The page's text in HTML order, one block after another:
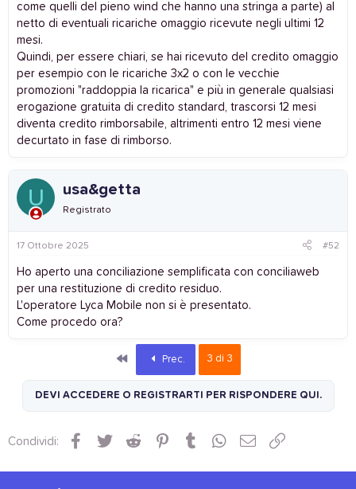
come quelli del pieno wind che hanno una stringa a parte) al
netto di eventuali ricariche omaggio ricevute negli ultimi 12
mesi.
Quindi, per essere chiari, se hai ricevuto del credito omaggio
per esempio con le ricariche 3x2 o con le vecchie
promozioni "raddoppia la ricarica" e più in generale qualsiasi
erogazione gratuita di credito standard, trascorsi 12 mesi
diventa credito rimborsabile, altrimenti entro 12 mesi viene
decurtato in fase di rimborso.
U usa&getta
Registrato
17 Ottobre 2025 #52
Ho aperto una conciliazione semplificata con conciliaweb
per una restituzione di credito residuo.
L'operatore Lyca Mobile non si è presentato.
Come procedo ora?
Primo Prec. 3 di 3
DEVI ACCEDERE O REGISTRARTI PER RISPONDERE QUI.
Condividi: Facebook
Twitter Reddit PinterestTumblr WhatsApp
Email